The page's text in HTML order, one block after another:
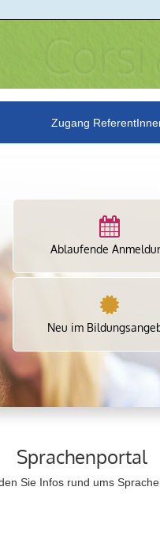
Zugang
Ablaufende
Neu im
Sprachenportal
Sie Infos rund ums